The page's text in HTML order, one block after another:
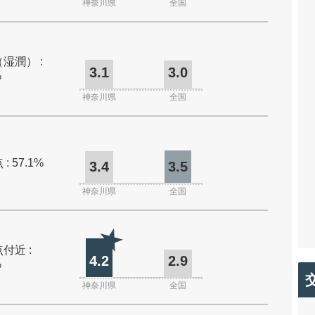
神奈川県 全国
湿潤） :
3.1 3.0
神奈川県 全国
: 57.1% 3.4 3.5
神奈川県 全国
付近 :
4.2 2.9
神奈川県 全国